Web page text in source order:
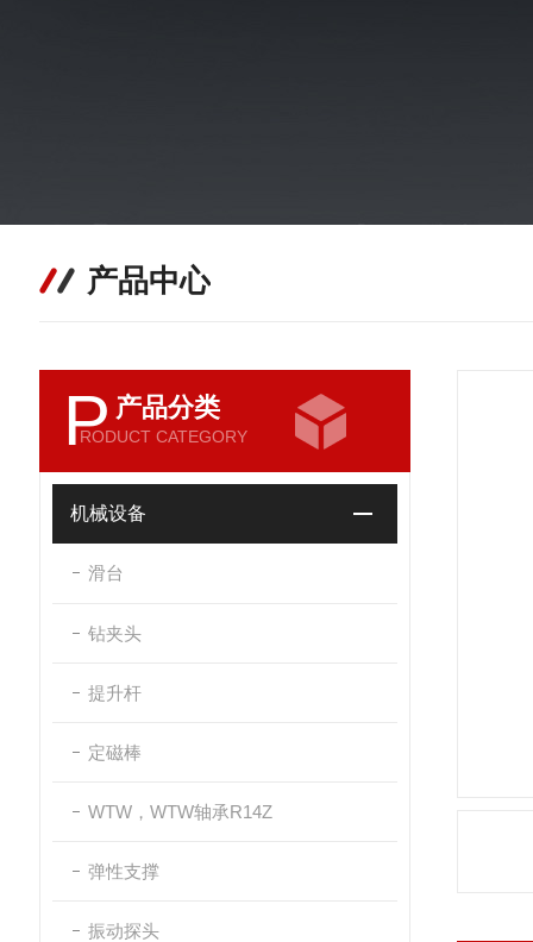
产品中心
P 产品分类
RODUCT CATEGORY
机械设备
滑台
钻夹头
提升杆
定磁棒
WTW，WTW轴承R14Z
弹性支撑
振动探头